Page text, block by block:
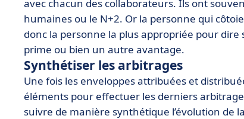
avec chacun des collaborateurs. Ils ont
humaines ou le N+2. Or la personne qui
donc la personne la plus appropriée pour
prime ou bien un autre avantage.
Synthétiser les arbitrages
Une fois les enveloppes attribuées et
éléments pour effectuer les derniers
suivre de manière synthétique l’évolution de